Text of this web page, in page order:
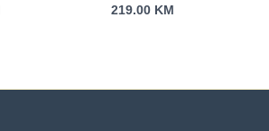
219.00 KM